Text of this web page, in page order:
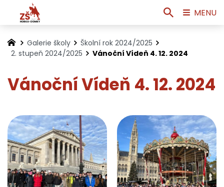
Galerie školy
Školní rok 2024/2025
2. stupeň 2024/2025
Vánoční Vídeň 4. 12. 2024
Vánoční Vídeň 4. 12. 2024
MENU